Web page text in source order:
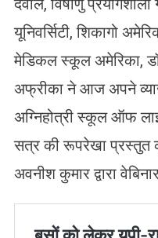
देवाल, विषाणु
यूनिवर्सिटी, शिकागो
मेडिकल स्कूल अमेरिका,
अफ्रीका ने आज अपने
अग्निहोत्री स्कूल ऑफ
सत्र की रूपरेखा प्रस्तुत
अवनीश कुमार द्वारा